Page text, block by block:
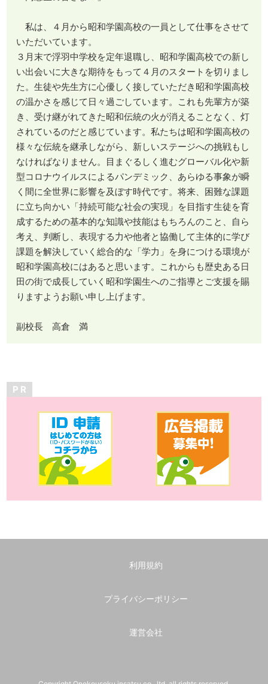
私は、４月から昭和学園高校の一員として仕事をさせて
いただいています。
３月末で浮羽中学校を定年退職し、昭和学園高校での新し
い出会いに大きな期待をもって４月のスタートを切りまし
た。生徒や先生方に心優しく接していただき昭和学園高校
の温かさを感じて日々過ごしています。これも先輩方が築
き、受け継がれてきた昭和伝統の火が消えることなく、灯
されているのだと感じています。私たちは昭和学園高校の
様々な伝統を継承しながら、新しいステージへの挑戦もし
なければなりません。目まぐるしく進むグローバル化や新
型コロナウイルスによるパンデミック、あらゆる事象が瞬
く間に全世界に影響を及ぼす時代です。将来、困難な課題
に立ち向かい「持続可能な社会の実現」を目指す生徒を育
成するための基本的な知識や技能はもちろんのこと、自ら
考え、判断し、表現する力や他者と協働して主体的に学び
課題を解決していく総合的な「学力」を身につける環境が
昭和学園高校にはあると思います。これからも歴史ある日
田の街で成長していく昭和学園生へのご指導とご支援を賜
りますようお願い申し上げます。
副校長 高倉 満
P R
利用規約
プライバシーポリシー
運営会社